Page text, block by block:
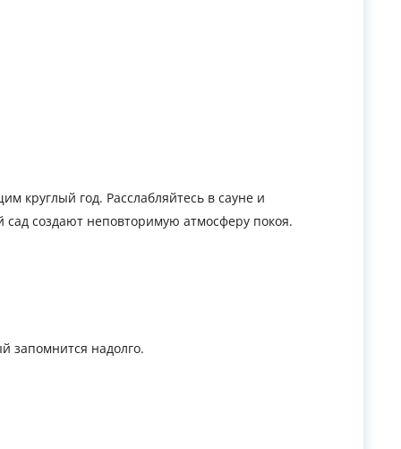
круглый год. Расслабляйтесь в сауне и
создают неповторимую атмосферу покоя.
запомнится надолго.